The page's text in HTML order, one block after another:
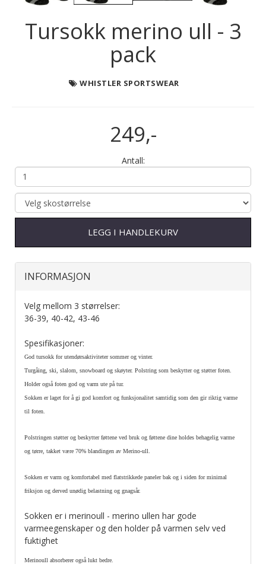
Tursokk merino ull - 3
pack
WHISTLER SPORTSWEAR
249,-
Antall:
LEGG I HANDLEKURV
INFORMASJON
Velg mellom 3 størrelser:
36-39, 40-42, 43-46
Spesifikasjoner:
God tursokk for utendørsaktiviteter sommer og vinter.
Turgåing, ski, slalom, snowboard og skøyter. Polstring som beskytter og støtter foten.
Holder også foten god og varm ute på tur.
Sokken er laget for å gi god komfort og funksjonalitet samtidig som den gir riktig varme
til foten.
Polstringen støtter og beskytter føttene ved bruk og føttene dine holdes behagelig varme
og tørre, takket være 70% blandingen av Merino-ull.
Sokken er varm og komfortabel med flatstrikkede paneler bak og i siden for minimal
friksjon og derved unødig belastning og gnagsår.
Sokken er i merinoull - merino ullen har gode
varmeegenskaper og den holder på varmen selv ved
fuktighet
Merinoull absorberer også lukt bedre.